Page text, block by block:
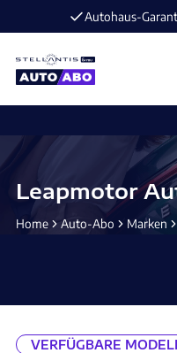
E-Mobilität
Leapmotor
Home Auto-Abo Marken
VERFÜGBARE